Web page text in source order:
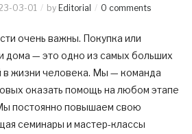
03-01 by Editorial 0 comments
очень важны. Покупка или
дома — это одно из самых больших
жизни человека. Мы — команда
оказать помощь на любом этапе
постоянно повышаем свою
семинары и мастер-классы